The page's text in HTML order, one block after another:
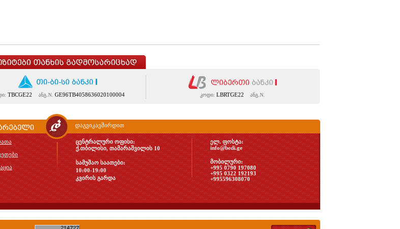
TBCGE22 ანგ.N. GE96TB4058636020100004 კოდი: LBRTGE22 ანგ.N.
დაგვიკავშირდით
ცენტრალური ოფისი:
ქ.თბილისი, თამარაშვილის 10
სამუშაო საათები:
10:00-19:00
კვირის გარდა
ელ. ფოსტა:
info@bedi.ge
მობილური:
+995 0790 197080
+995 0322 192193
+995596308070